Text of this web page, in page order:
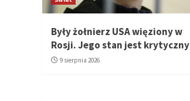
Były żołnierz USA więziony w
Rosji. Jego stan jest krytyczny
9 sierpnia 2026